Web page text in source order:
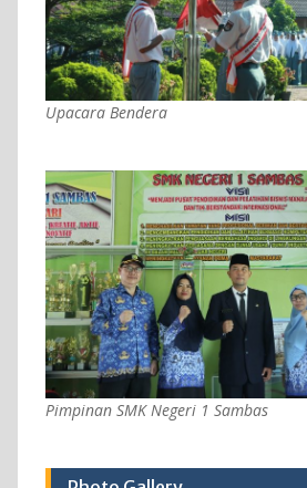
Upacara Bendera
Pimpinan SMK Negeri 1 Sambas